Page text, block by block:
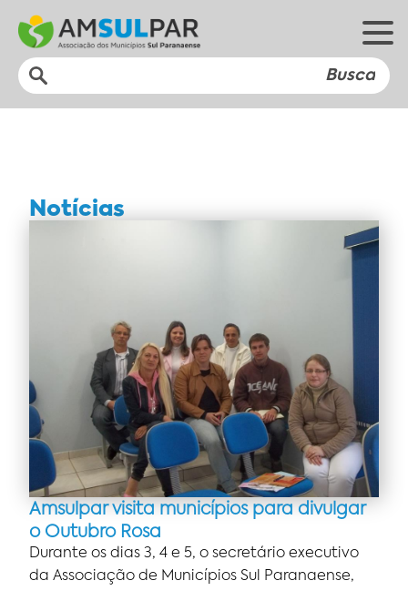
Notícias
Amsulpar visita municípios para divulgar
o Outubro Rosa
Durante os dias 3, 4 e 5, o secretário executivo
da Associação de Municípios Sul Paranaense,